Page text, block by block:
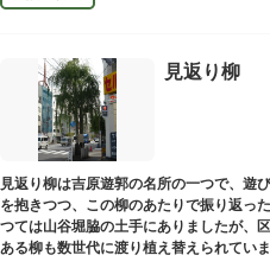
見返り柳
見返り柳は吉原遊郭の名所の一つで、遊
を抱きつつ、この柳のあたりで振り返っ
つては山谷堀脇の土手にありましたが、
ある柳も数世代に渡り植え替えられていま